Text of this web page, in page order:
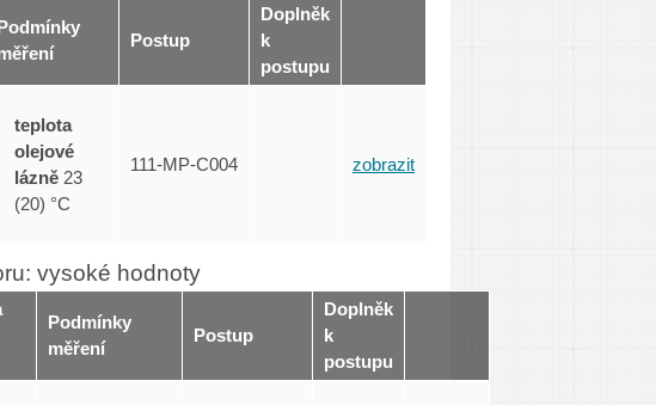
Podmínky
Postup
Doplněk
k
postupu
teplota
olejové
lázně 23
(20) °C
111-MP-C004 zobrazit
vysoké hodnoty
Podmínky
měření
Postup
Doplněk
k
postupu